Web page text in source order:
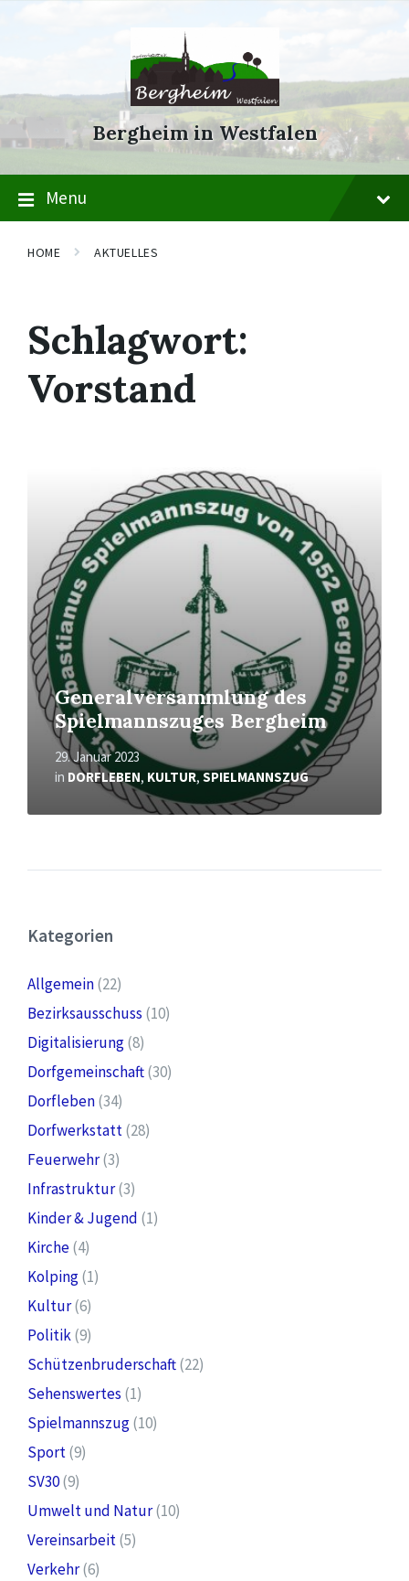
Skip
Skip
Skip
Bergheim in Westfalen
Menu
HOME AKTUELLES
Schlagwort:
Vorstand
Generalversammlung des
Spielmannszuges Bergheim
29. Januar 2023
in DORFLEBEN, KULTUR, SPIELMANNSZUG
Kategorien
Allgemein(22)
Bezirksausschuss (10)
Digitalisierung(8)
Dorfgemeinschaft(30)
Dorfleben(34)
Dorfwerkstatt(28)
Feuerwehr(3)
Infrastruktur(3)
Kinder & Jugend (1)
Kirche(4)
Kolping(1)
Kultur(6)
Politik(9)
Schützenbruderschaft(22)
Sehenswertes (1)
Spielmannszug(10)
Sport(9)
SV30(9)
Umwelt und Natur(10)
Vereinsarbeit(5)
Verkehr(6)